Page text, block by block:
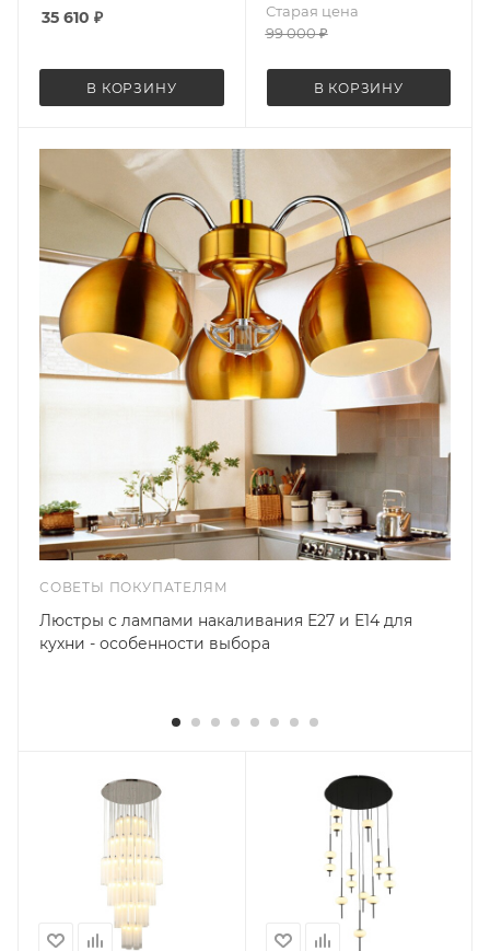
35 610 ₽
В КОРЗИНУ
Старая цена
99 000₽
В КОРЗИНУ
СОВЕТЫ ПОКУПАТЕЛЯМ
Люстры с лампами накаливания Е27 и Е14 для
кухни - особенности выбора